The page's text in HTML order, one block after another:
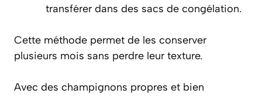
transférer dans des sacs de congélation.
Cette méthode permet de les conserver
plusieurs mois sans perdre leur texture.
Avec des champignons propres et bien